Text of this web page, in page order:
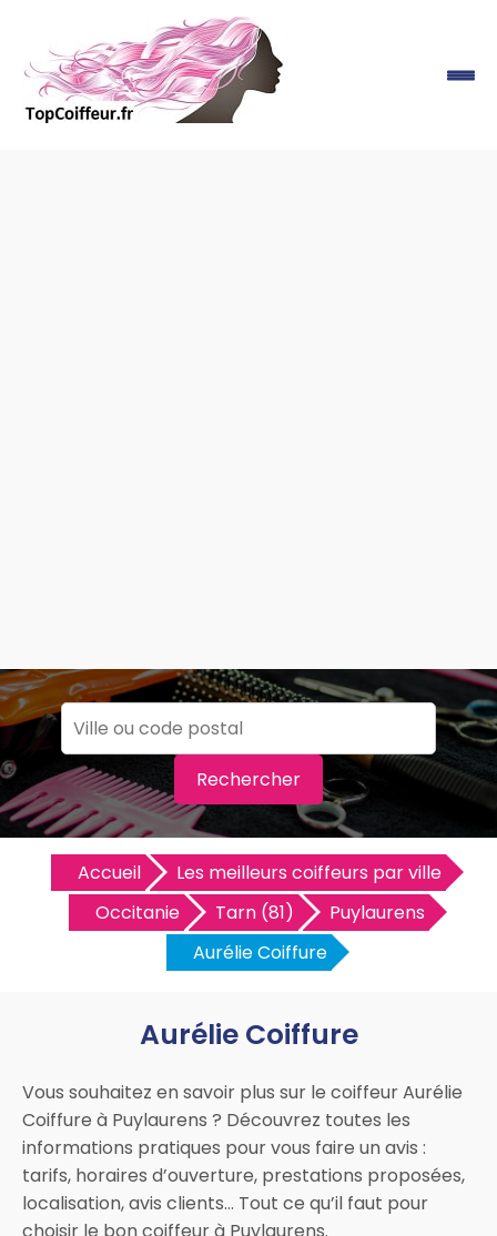
Rechercher
Accueil
Les meilleurs coiffeurs par ville
Occitanie
Tarn (81)
Puylaurens
Aurélie Coiffure
Aurélie Coiffure
Vous souhaitez en savoir plus sur le coiffeur Aurélie
Coiffure à Puylaurens ? Découvrez toutes les
informations pratiques pour vous faire un avis :
tarifs, horaires d’ouverture, prestations proposées,
localisation, avis clients… Tout ce qu’il faut pour
choisir le bon coiffeur à Puylaurens.